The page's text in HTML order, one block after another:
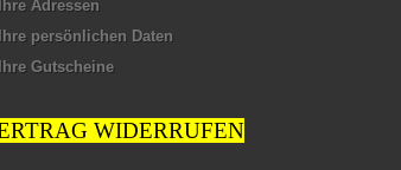
Ihre Adressen
Ihre persönlichen Daten
Ihre Gutscheine
WIDERRUFEN